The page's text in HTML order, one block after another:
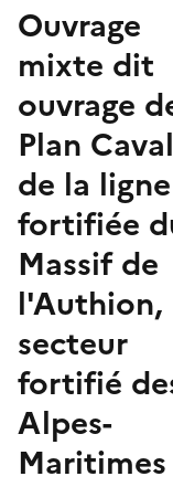
ouvrage
mixte dit
ouvrage
Plan
de la ligne
fortifiée
Massif de
l'Authion,
secteur
fortifié
Alpes-
Maritimes